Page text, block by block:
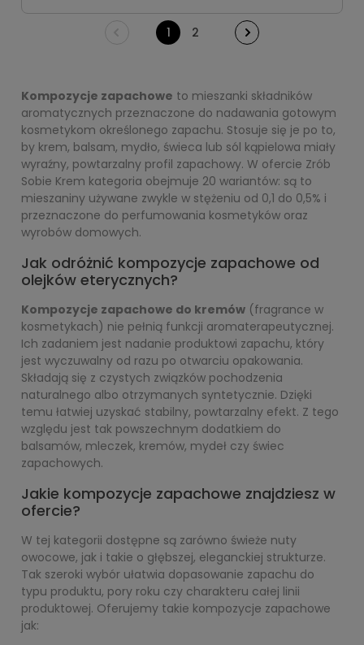
1 2
Kompozycje zapachowe to mieszanki składników
aromatycznych przeznaczone do nadawania gotowym
kosmetykom określonego zapachu. Stosuje się je po to,
by krem, balsam, mydło, świeca lub sól kąpielowa miały
wyraźny, powtarzalny profil zapachowy. W ofercie Zrób
Sobie Krem kategoria obejmuje 20 wariantów: są to
mieszaniny używane zwykle w stężeniu od 0,1 do 0,5% i
przeznaczone do perfumowania kosmetyków oraz
wyrobów domowych.
Jak odróżnić kompozycje zapachowe od
olejków eterycznych?
Kompozycje zapachowe do kremów (fragrance w
kosmetykach) nie pełnią funkcji aromaterapeutycznej.
Ich zadaniem jest nadanie produktowi zapachu, który
jest wyczuwalny od razu po otwarciu opakowania.
Składają się z czystych związków pochodzenia
naturalnego albo otrzymanych syntetycznie. Dzięki
temu łatwiej uzyskać stabilny, powtarzalny efekt. Z tego
względu jest tak powszechnym dodatkiem do
balsamów, mleczek, kremów, mydeł czy świec
zapachowych.
Jakie kompozycje zapachowe znajdziesz w
ofercie?
W tej kategorii dostępne są zarówno świeże nuty
owocowe, jak i takie o głębszej, eleganckiej strukturze.
Tak szeroki wybór ułatwia dopasowanie zapachu do
typu produktu, pory roku czy charakteru całej linii
produktowej. Oferujemy takie kompozycje zapachowe
jak: